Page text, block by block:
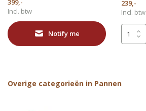
399,-
Incl. btw
Notify me
239,-
Incl. btw
Overige categorieën in Pannen